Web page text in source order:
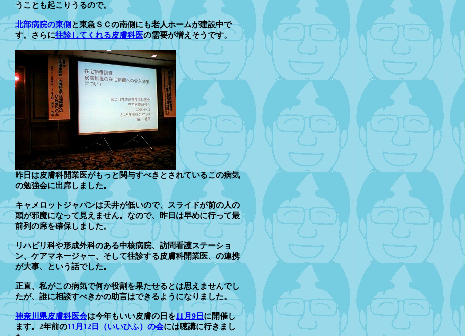
うことも起こりうるので。
北部病院の東側 と東急ＳＣの南側にも老人ホームが建設中で
す。さらに往診してくれる皮膚科医の需要が増えそうです。
昨日は皮膚科開業医がもっと関与すべきとされているこの病気
の勉強会に出席しました。
キャメロットジャパンは天井が低いので、スライドが前の人の
頭が邪魔になって見えません。なので、昨日は早めに行って最
前列の席を確保しました。
リハビリ科や形成外科のある中核病院、訪問看護ステーショ
ン、ケアマネージャー、そして往診する皮膚科開業医、の連携
が大事、という話でした。
正直、私がこの病気で何か役割を果たせるとは思えませんでし
たが、誰に相談すべきかの助言はできるようになりました。
神奈川県皮膚科医会は今年もいい皮膚の日を11月9日に開催し
ます。2年前の11月12日（いいひふ）の会には聴講に行きまし